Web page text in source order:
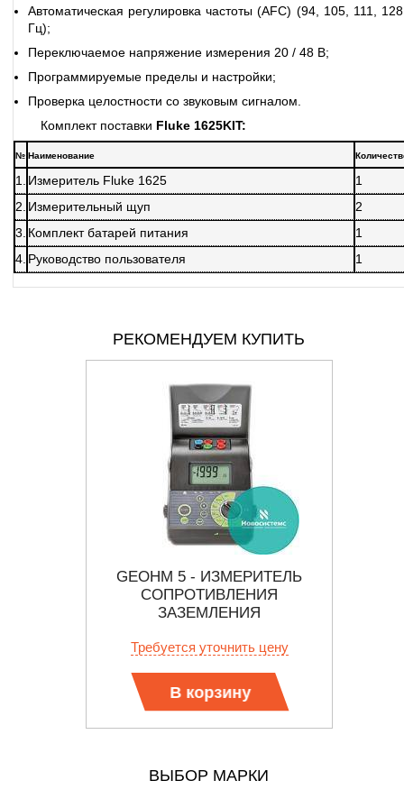
Автоматическая регулировка частоты (AFC) (94, 105, 111, 128
Гц);
Переключаемое напряжение измерения 20 / 48 В;
Программируемые пределы и настройки;
Проверка целостности со звуковым сигналом.
Комплект поставки Fluke 1625KIT:
№ Наименование
1. Измеритель Fluke 1625
1
2. Измерительный щуп
2
3. Комплект батарей питания
1
4. Руководство пользователя 1
РЕКОМЕНДУЕМ КУПИТЬ
GEOHM 5 - ИЗМЕРИТЕЛЬ
СОПРОТИВЛЕНИЯ
ЗАЗЕМЛЕНИЯ
Требуется уточнить цену
В корзину
ВЫБОР МАРКИ